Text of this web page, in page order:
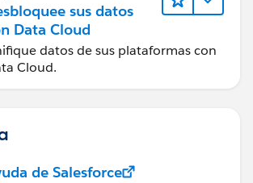
sus datos
Data Cloud
datos de sus plataformas con
Cloud.
de Salesforce